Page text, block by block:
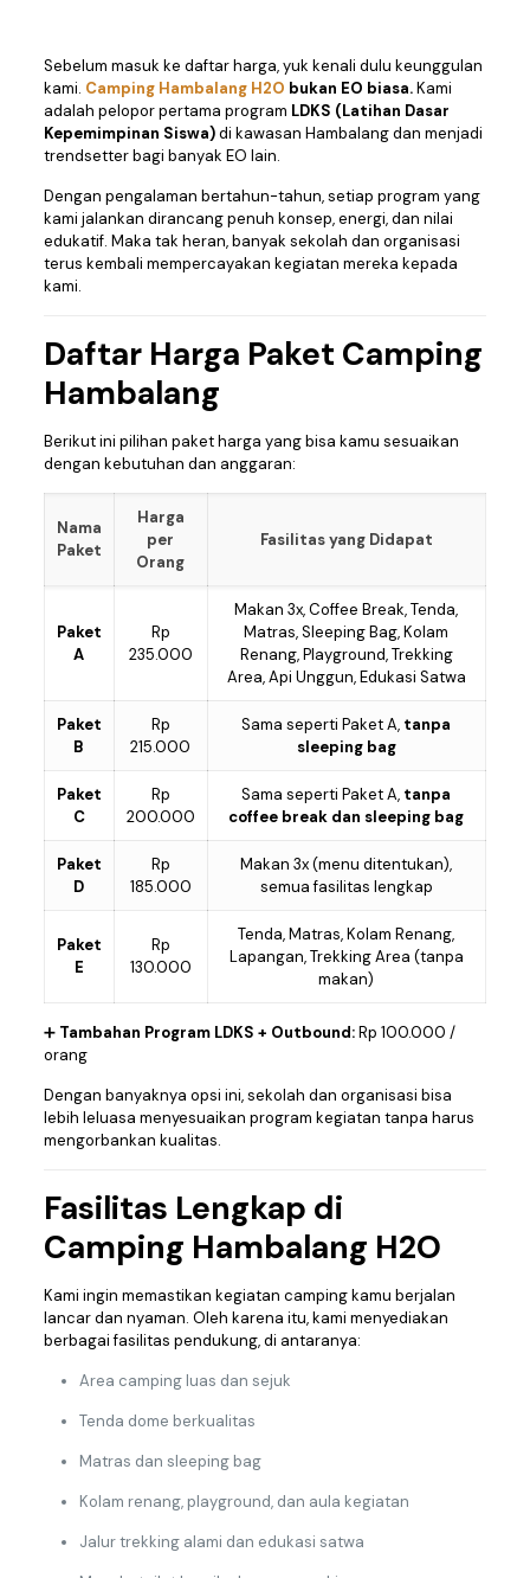
Sebelum masuk ke daftar harga, yuk kenali dulu keunggulan
kami. Camping Hambalang H2O bukan EO biasa.Kami
adalah pelopor pertama program LDKS (Latihan Dasar
Kepemimpinan Siswa)di kawasan Hambalang dan menjadi
trendsetter bagi banyak EO lain.
Dengan pengalaman bertahun-tahun, setiap program yang
kami jalankan dirancang penuh konsep, energi, dan nilai
edukatif. Maka tak heran, banyak sekolah dan organisasi
terus kembali mempercayakan kegiatan mereka kepada
kami.
Daftar Harga Paket Camping
Hambalang
Berikut ini pilihan paket harga yang bisa kamu sesuaikan
dengan kebutuhan dan anggaran:
Nama
Paket
Harga
per
Orang
Fasilitas yang Didapat
Paket
A
Rp
235.000
Makan 3x, Coffee Break, Tenda,
Matras, Sleeping Bag, Kolam
Renang, Playground, Trekking
Area, Api Unggun, Edukasi Satwa
Paket
B
Rp
215.000
Sama seperti Paket A, tanpa
sleeping bag
Paket
C
Rp
200.000
Sama seperti Paket A, tanpa
coffee break dan sleeping bag
Paket
D
Rp
185.000
Makan 3x (menu ditentukan),
semua fasilitas lengkap
Paket
E
Rp
130.000
Tenda, Matras, Kolam Renang,
Lapangan, Trekking Area (tanpa
makan)
➕ Tambahan Program LDKS + Outbound:Rp 100.000 /
orang
Dengan banyaknya opsi ini, sekolah dan organisasi bisa
lebih leluasa menyesuaikan program kegiatan tanpa harus
mengorbankan kualitas.
Fasilitas Lengkap di
Camping Hambalang H2O
Kami ingin memastikan kegiatan camping kamu berjalan
lancar dan nyaman. Oleh karena itu, kami menyediakan
berbagai fasilitas pendukung, di antaranya:
Area camping luas dan sejuk
Tenda dome berkualitas
Matras dan sleeping bag
Kolam renang, playground, dan aula kegiatan
Jalur trekking alami dan edukasi satwa